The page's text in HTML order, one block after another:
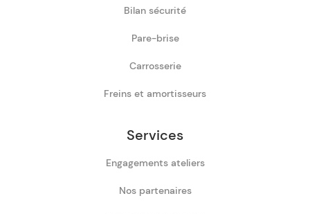
Bilan sécurité
Pare-brise
Carrosserie
Freins et amortisseurs
Services
Engagements ateliers
Nos partenaires